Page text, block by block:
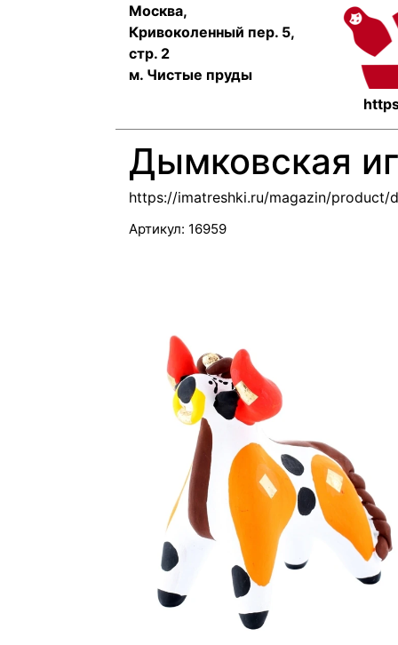
Москва,
Кривоколенный пер. 5,
стр. 2
м. Чистые пруды
Дымковская
https://imatreshki.ru/magazin/product/
Артикул: 16959